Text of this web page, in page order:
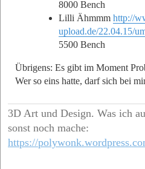
8000 Bench
Lilli Ähmmm http://
upload.de/22.04.15/
5500 Bench
Übrigens: Es gibt im Moment
Wer so eins hatte, darf sich bei
3D Art und Design. Was ich
sonst noch mache:
https://